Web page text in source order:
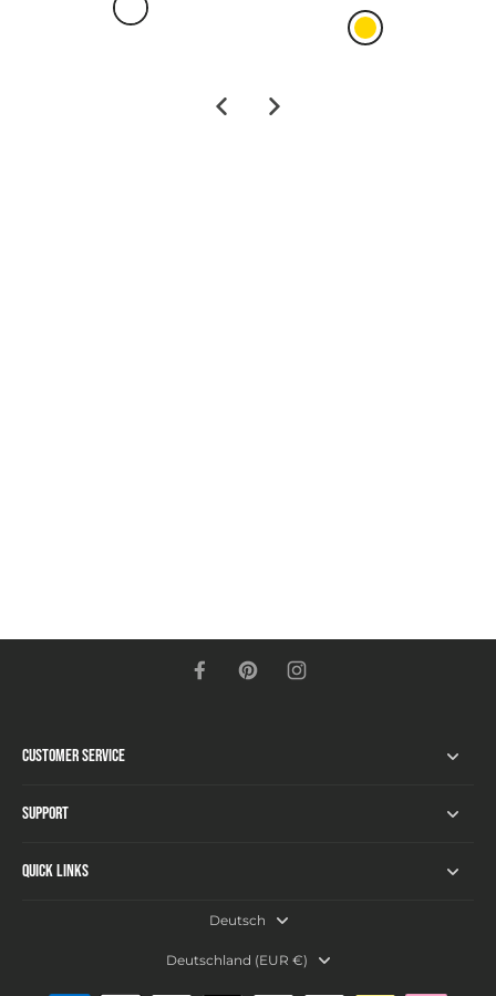
Customer Service
Support
Quick links
Deutsch
Deutschland ‎(EUR €)‎